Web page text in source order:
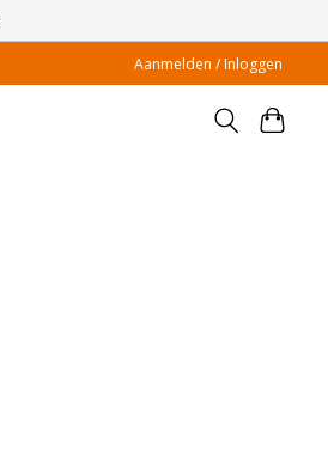
Aanmelden / Inloggen